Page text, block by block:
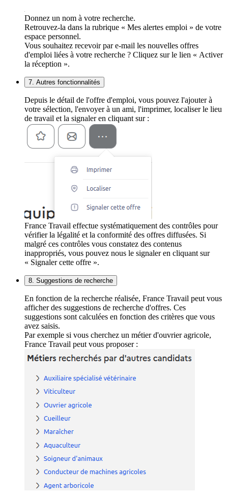
Donnez un nom à votre recherche.
Retrouvez-la dans la rubrique « Mes alertes emploi » de votre
espace personnel.
Vous souhaitez recevoir par e-mail les nouvelles offres
d'emploi liées à votre recherche ? Cliquez sur le lien « Activer
la réception ».
7. Autres fonctionnalités
Depuis le détail de l'offre d'emploi, vous pouvez l'ajouter à
votre sélection, l'envoyer à un ami, l'imprimer, localiser le lieu
de travail et la signaler en cliquant sur :
France Travail effectue systématiquement des contrôles pour
vérifier la légalité et la conformité des offres diffusées. Si
malgré ces contrôles vous constatez des contenus
inappropriés, vous pouvez nous le signaler en cliquant sur
« Signaler cette offre ».
8. Suggestions de recherche
En fonction de la recherche réalisée, France Travail peut vous
afficher des suggestions de recherche d'offres. Ces
suggestions sont calculées en fonction des critères que vous
avez saisis.
Par exemple si vous cherchez un métier d'ouvrier agricole,
France Travail peut vous proposer :